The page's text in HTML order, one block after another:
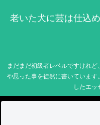
老いた犬に芸は仕込
まだまだ初級者レベルですけれ
や思った事を徒然に書いていま
したエッ